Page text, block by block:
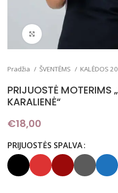
Padidinti
Pradžia ŠVENTĖMS KALĖDOS
PRIJUOSTĖ MOTERIMS
KARALIENĖ“
€18,00
PRIJUOSTĖS SPALVA